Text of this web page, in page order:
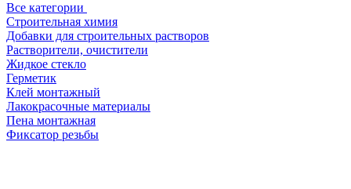
Все категории
Строительная химия
Добавки для строительных растворов
Растворители, очистители
Жидкое стекло
Герметик
Клей монтажный
Лакокрасочные материалы
Пена монтажная
Фиксатор резьбы